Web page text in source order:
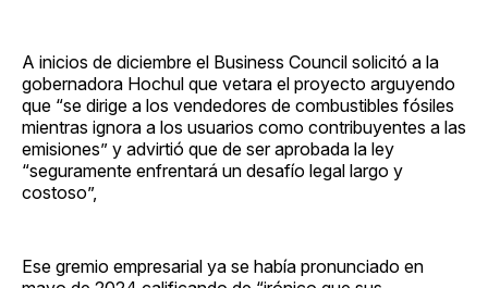
A inicios de diciembre el Business Council solicitó a la
gobernadora Hochul que vetara el proyecto arguyendo
que “se dirige a los vendedores de combustibles fósiles
mientras ignora a los usuarios como contribuyentes a las
emisiones” y advirtió que de ser aprobada la ley
“seguramente enfrentará un desafío legal largo y
costoso”,
Ese gremio empresarial ya se había pronunciado en